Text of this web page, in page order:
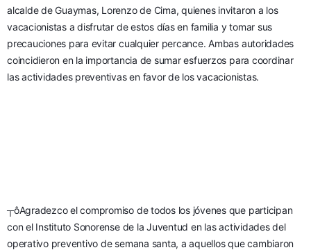
alcalde de Guaymas, Lorenzo de Cima, quienes invitaron a los
vacacionistas a disfrutar de estos días en familia y tomar sus
precauciones para evitar cualquier percance. Ambas autoridades
coincidieron en la importancia de sumar esfuerzos para coordinar
las actividades preventivas en favor de los vacacionistas.
┬ôAgradezco el compromiso de todos los jóvenes que participan
con el Instituto Sonorense de la Juventud en las actividades del
operativo preventivo de semana santa, a aquellos que cambiaron